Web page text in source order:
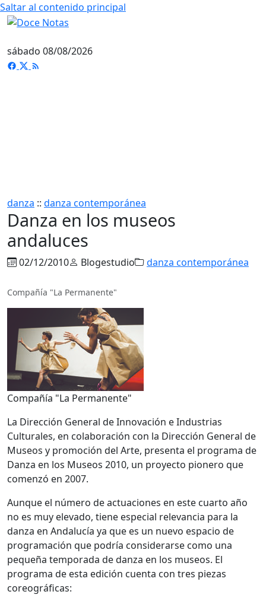
Saltar al contenido principal
sábado 08/08/2026
danza :: danza contemporánea
Danza en los museos
andaluces
02/12/2010 Blogestudio danza contemporánea
Compañía "La Permanente"
Compañía "La Permanente"
La Dirección General de Innovación e Industrias
Culturales, en colaboración con la Dirección General de
Museos y promoción del Arte, presenta el programa de
Danza en los Museos 2010, un proyecto pionero que
comenzó en 2007.
Aunque el número de actuaciones en este cuarto año
no es muy elevado, tiene especial relevancia para la
danza en Andalucía ya que es un nuevo espacio de
programación que podría considerarse como una
pequeña temporada de danza en los museos. El
programa de esta edición cuenta con tres piezas
coreográficas: